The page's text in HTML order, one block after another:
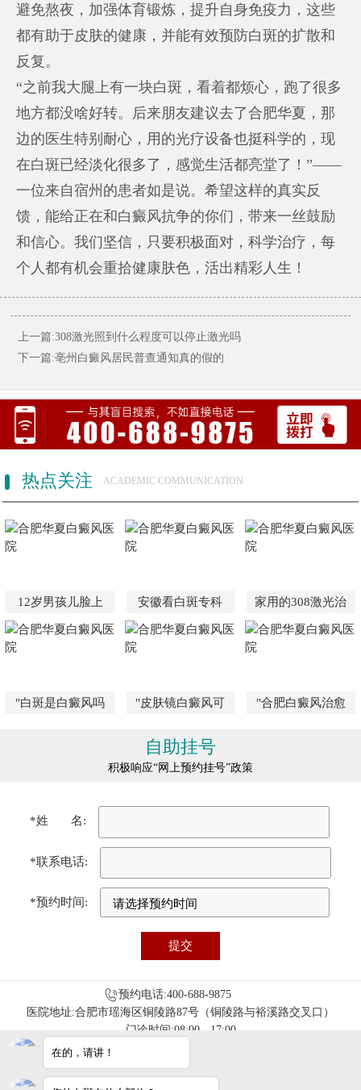
避免熬夜，加强体育锻炼，提升自身免疫力，这些
都有助于皮肤的健康，并能有效预防白斑的扩散和
反复。
“之前我大腿上有一块白斑，看着都烦心，跑了很多
地方都没啥好转。后来朋友建议去了合肥华夏，那
边的医生特别耐心，用的光疗设备也挺科学的，现
在白斑已经淡化很多了，感觉生活都亮堂了！”——
一位来自宿州的患者如是说。希望这样的真实反
馈，能给正在和白癜风抗争的你们，带来一丝鼓励
和信心。我们坚信，只要积极面对，科学治疗，每
个人都有机会重拾健康肤色，活出精彩人生！
上一篇:308激光照到什么程度可以停止激光吗
下一篇:亳州白癜风居民普查通知真的假的
热点关注 ACADEMIC COMMUNICATION
12岁男孩儿脸上 安徽看白斑专科 家用的308激光治
"白斑是白癜风吗 "皮肤镜白癜风可 "合肥白癜风治愈
自助挂号
积极响应“网上预约挂号”政策
*姓 名:
*联系电话:
*预约时间:
预约电话:400-688-9875
医院地址:合肥市瑶海区铜陵路87号（铜陵路与裕溪路交叉口）
门诊时间:08:00 - 17:00
免责声明：本站图/文均来自于网络收集，仅供病友参考，不作为医疗诊
断依据，服用药物或进行治疗时请遵医嘱。如有转载或引用文章涉及版权
合肥华夏白癜风医院电脑端
在的，请讲！